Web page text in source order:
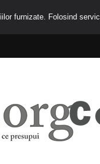
furnizate. Folosind